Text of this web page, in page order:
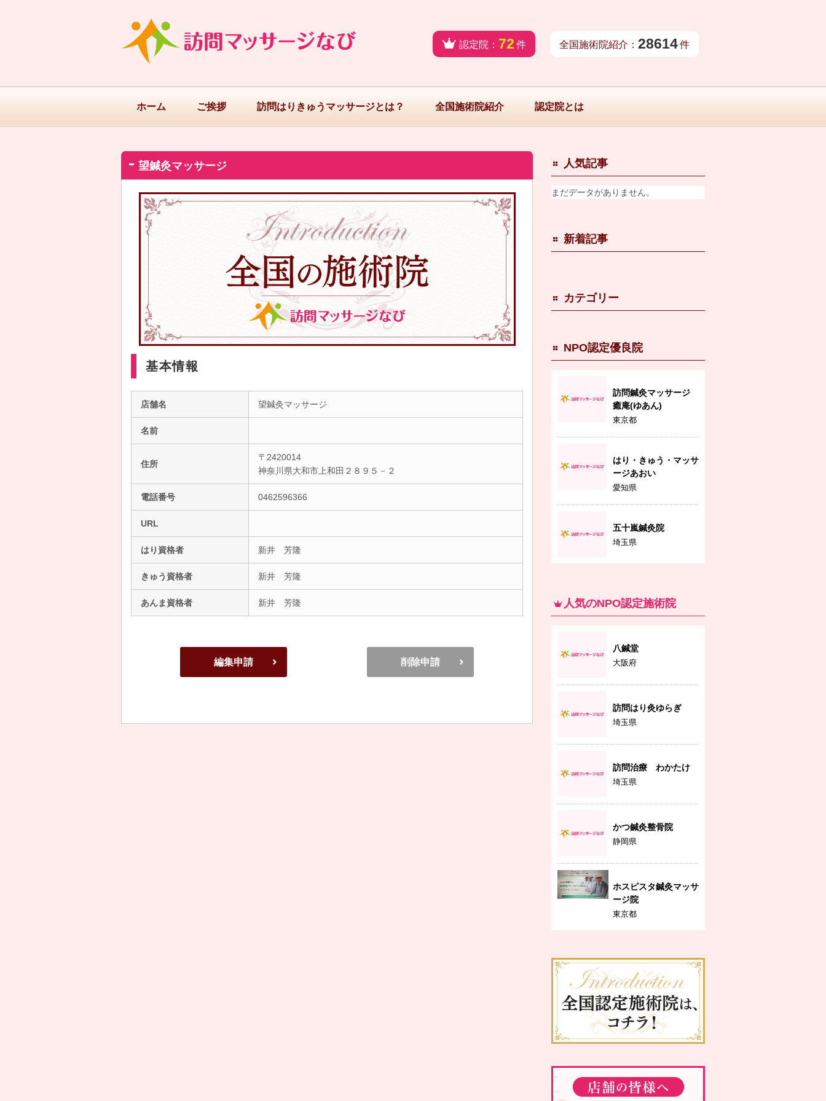
認定院： 72 件 全国施術院紹介： 28614件
ホーム ご挨拶 訪問はりきゅうマッサージとは？ 全国施術院紹介 認定院とは
望鍼灸マッサージ
基本情報
店舗名 望鍼灸マッサージ
名前
住所
〒2420014
神奈川県大和市上和田２８９５－２
電話番号 0462596366
URL
はり資格者 新井 芳隆
きゅう資格者 新井 芳隆
あんま資格者 新井 芳隆
編集申請 削除申請
人気記事
まだデータがありません。
新着記事
カテゴリー
NPO認定優良院
訪問鍼灸マッサージ
癒庵(ゆあん)
東京都
はり・きゅう・マッサ
ージあおい
愛知県
五十嵐鍼灸院
埼玉県
人気のNPO認定施術院
八鍼堂
大阪府
訪問はり灸ゆらぎ
埼玉県
訪問治療 わかたけ
埼玉県
かつ鍼灸整骨院
静岡県
ホスピスタ鍼灸マッサ
ージ院
東京都